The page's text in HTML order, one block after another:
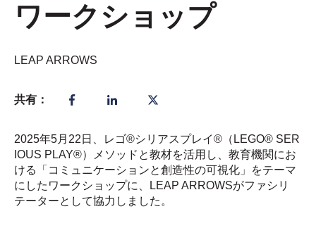
ワークショップ
LEAP ARROWS
共有：
2025年5月22日、レゴ®シリアスプレイ® （ LEGO® SER
IOUS PLAY®）メソッドと教材を活用し、教育機関にお
ける「コミュニケーションと創造性の可視化」をテーマ
にしたワークショップに、LEAP ARROWSがファシリ
テーターとして協力しました。